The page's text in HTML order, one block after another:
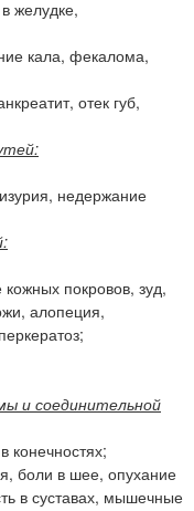
желудке,
кала, фекалома,
отек губ,
недержание
покровов, зуд,
алопеция,
и соединительной
конечностях;
боли в шее, опухание
в суставах, мышечные